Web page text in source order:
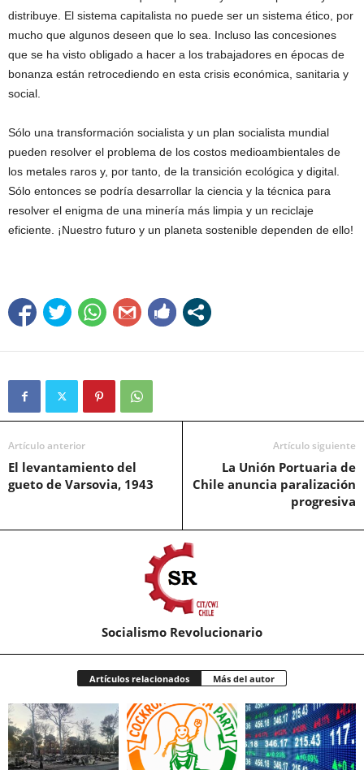
distribuye. El sistema capitalista no puede ser un sistema ético, por
mucho que algunos deseen que lo sea. Incluso las concesiones
que se ha visto obligado a hacer a los trabajadores en épocas de
bonanza están retrocediendo en esta crisis económica, sanitaria y
social.
Sólo una transformación socialista y un plan socialista mundial
pueden resolver el problema de los costos medioambientales de
los metales raros y, por tanto, de la transición ecológica y digital.
Sólo entonces se podría desarrollar la ciencia y la técnica para
resolver el enigma de una minería más limpia y un reciclaje
eficiente. ¡Nuestro futuro y un planeta sostenible dependen de ello!
Artículo anterior
El levantamiento del
gueto de Varsovia, 1943
Artículo siguiente
La Unión Portuaria de
Chile anuncia paralización
progresiva
Socialismo Revolucionario
Artículos relacionados Más del autor